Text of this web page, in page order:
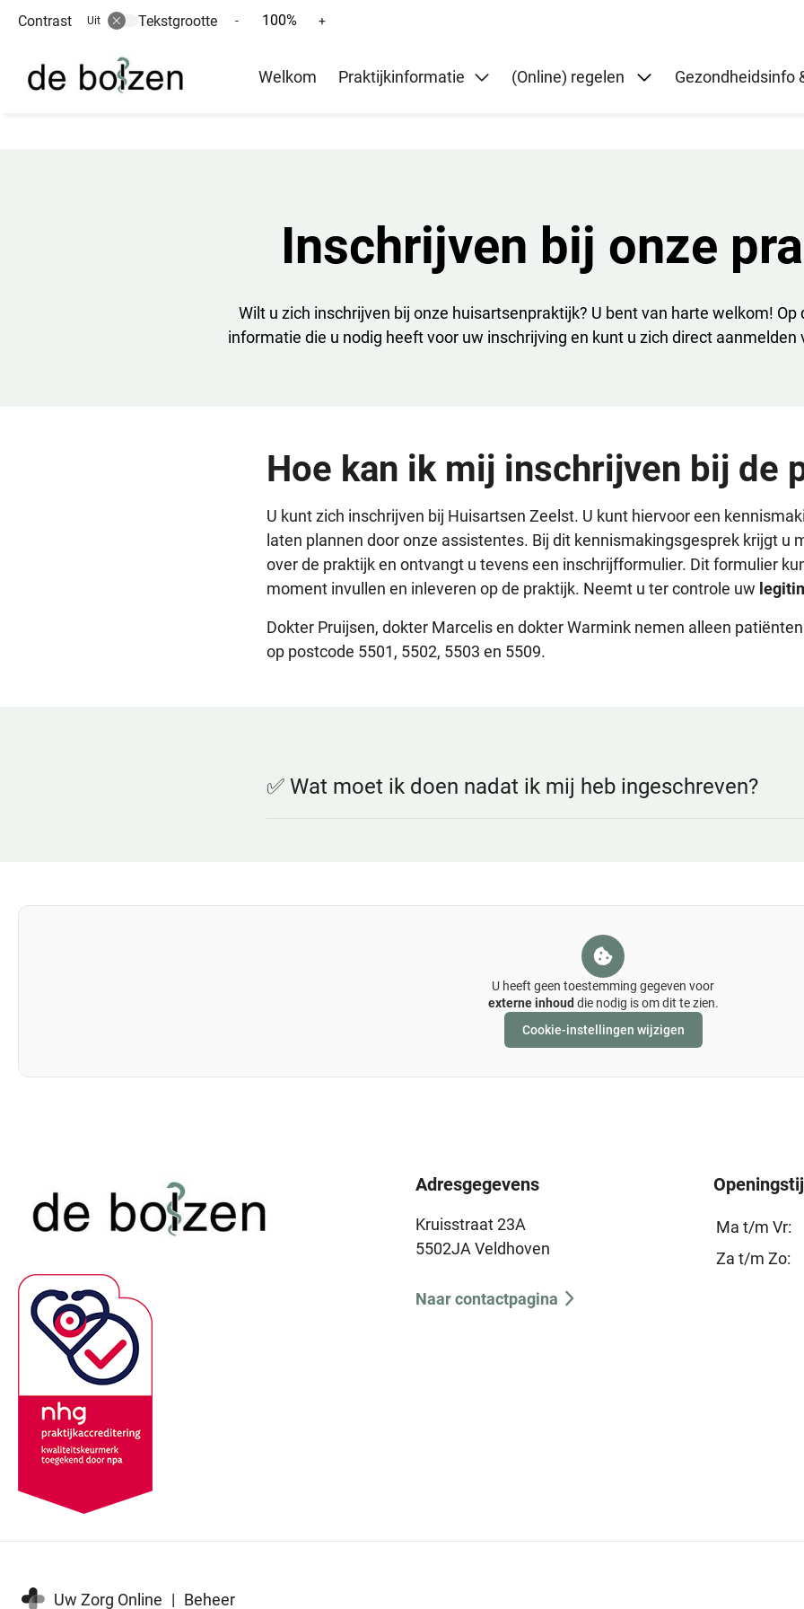
Contrast Uit Tekstgrootte
Tekst
10%
- 100%
Tekst
10%
+
Hoofd
Welkom Praktijkinformatie (Online) regelen Submenu: (Online)
Gezondheidsinfo
Inschrijven bij onze
Wilt u zich inschrijven bij onze huisartsenpraktijk? U bent van harte welkom! Op
informatie die u nodig heeft voor uw inschrijving en kunt u zich direct aanmelden
Hoe kan ik mij inschrijven bij de
U kunt zich inschrijven bij Huisartsen Zeelst. U kunt hiervoor een
laten plannen door onze assistentes. Bij dit kennismakingsgesprek krijgt u
over de praktijk en ontvangt u tevens een inschrijfformulier. Dit formulier
moment invullen en inleveren op de praktijk. Neemt u ter controle uw
Dokter Pruijsen, dokter Marcelis en dokter Warmink nemen alleen
op postcode 5501, 5502, 5503 en 5509.
✅ Wat moet ik doen nadat ik mij heb ingeschreven?
Zo zorgen we ervoor dat uw dossier compleet is en u altijd de juiste zorg
U heeft geen toestemming gegeven voor
externe inhoud die nodig is om dit te zien.
Cookie-instellingen wijzigen
Adresgegevens
Kruisstraat 23A
5502JA Veldhoven
Naar contactpagina
Ma t/m Vr:
Za t/m Zo:
Uw Zorg Online | Beheer